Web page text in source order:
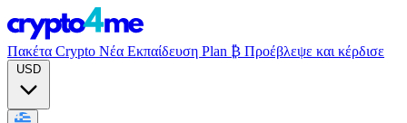
Πακέτα Crypto Νέα Εκπαίδευση Plan ₿ Προέβλεψε και κέρδισε